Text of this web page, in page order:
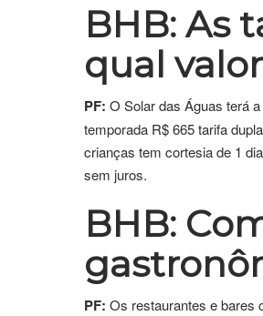
BHB: As
qual
PF: O Solar das Águas terá
temporada R$ 665 tarifa
crianças tem cortesia de 1
sem juros.
BHB:
PF: Os restaurantes e bares